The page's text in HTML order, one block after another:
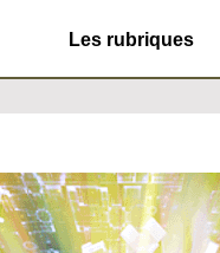
Les rubriques